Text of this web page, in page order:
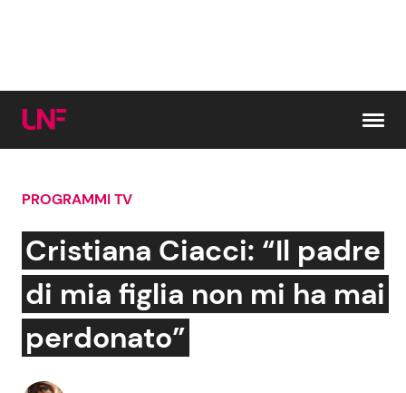
Cerca:
News e Cronaca
Attualità Italiana
Gossip e TV
Bellezze VIP
PROGRAMMI TV
Cristiana Ciacci: “Il padre
di mia figlia non mi ha mai
perdonato”